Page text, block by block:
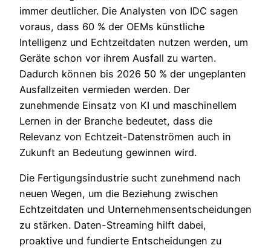
immer deutlicher. Die Analysten von IDC sagen
voraus, dass 60 % der OEMs künstliche
Intelligenz und Echtzeitdaten nutzen werden, um
Geräte schon vor ihrem Ausfall zu warten.
Dadurch können bis 2026 50 % der ungeplanten
Ausfallzeiten vermieden werden. Der
zunehmende Einsatz von KI und maschinellem
Lernen in der Branche bedeutet, dass die
Relevanz von Echtzeit-Datenströmen auch in
Zukunft an Bedeutung gewinnen wird.
Die Fertigungsindustrie sucht zunehmend nach
neuen Wegen, um die Beziehung zwischen
Echtzeitdaten und Unternehmensentscheidungen
zu stärken. Daten-Streaming hilft dabei,
proaktive und fundierte Entscheidungen zu